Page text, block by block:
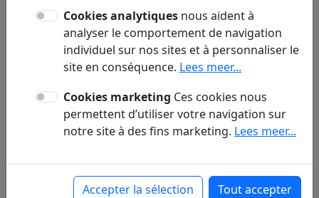
Une question ou un commentaire ? Remplissez le
formulaire ci-dessous pour nous contacter.
Votre nom(Prénom - Nom) *
Votre e-mail*
Cookies analytiques nous aident à
analyser le comportement de navigation
individuel sur nos sites et à personnaliser le
site en conséquence. Lees meer...
Cookies marketing Ces cookies nous
permettent d’utiliser votre navigation sur
notre site à des fins marketing. Lees meer...
Accepter la sélection Tout accepter